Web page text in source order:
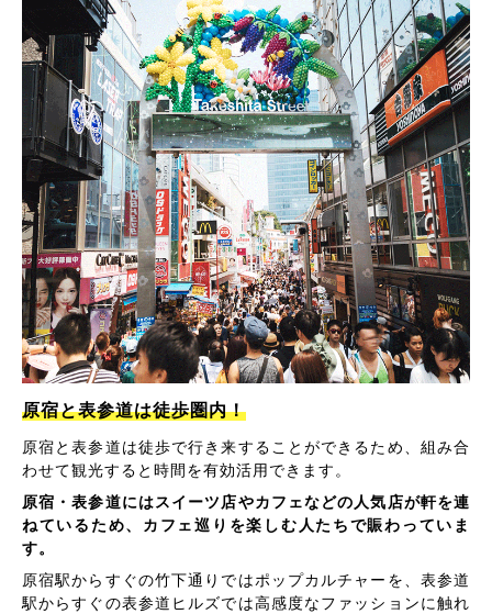
原宿と表参道は徒歩圏内！
原宿と表参道は徒歩で行き来することができるため、組み合
わせて観光すると時間を有効活用できます。
原宿・表参道にはスイーツ店やカフェなどの人気店が軒を連
ねているため、カフェ巡りを楽しむ人たちで賑わっていま
す。
原宿駅からすぐの竹下通りではポップカルチャーを、表参道
駅からすぐの表参道ヒルズでは高感度なファッションに触れ